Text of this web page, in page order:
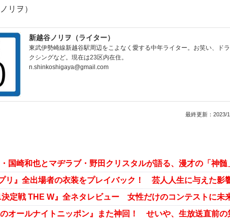
リヲ）
新越谷ノリヲ（ライター）
東武伊勢崎線新越谷駅周辺をこよなく愛する中年ライター。お笑い、ド
クシングなど。現在は23区内在住。
n.shinkoshigaya@gmail.com
最終更新： 2023/
国崎和也とマヂラブ・野田クリスタルが語る、漫才の「神髄